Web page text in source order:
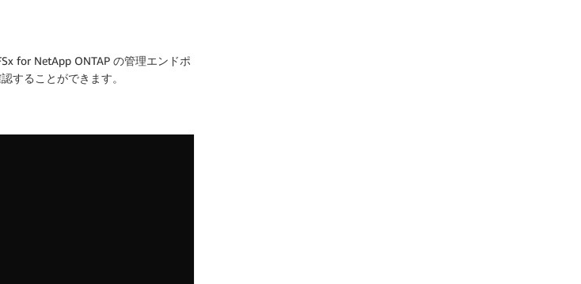
for NetApp ONTAP の管理エンドポ
することができます。